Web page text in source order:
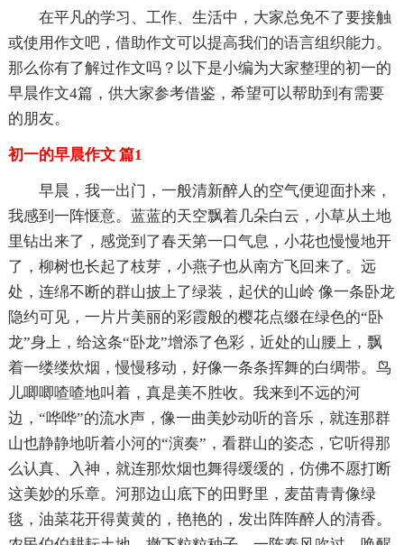
在平凡的学习、工作、生活中，大家总免不了要接触
或使用作文吧，借助作文可以提高我们的语言组织能力。
那么你有了解过作文吗？以下是小编为大家整理的初一的
早晨作文4篇，供大家参考借鉴，希望可以帮助到有需要
的朋友。
初一的早晨作文 篇1
早晨，我一出门，一般清新醉人的空气便迎面扑来，
我感到一阵惬意。蓝蓝的天空飘着几朵白云，小草从土地
里钻出来了，感觉到了春天第一口气息，小花也慢慢地开
了，柳树也长起了枝芽，小燕子也从南方飞回来了。远
处，连绵不断的群山披上了绿装，起伏的山岭 像一条卧龙
隐约可见，一片片美丽的彩霞般的樱花点缀在绿色的“卧
龙”身上，给这条“卧龙”增添了色彩，近处的山腰上，飘
着一缕缕炊烟，慢慢移动，好像一条条挥舞的白绸带。鸟
儿唧唧喳喳地叫着，真是美不胜收。我来到不远的河
边，“哗哗”的流水声，像一曲美妙动听的音乐，就连那群
山也静静地听着小河的“演奏”，看群山的姿态，它听得那
么认真、入神，就连那炊烟也舞得缓缓的，仿佛不愿打断
这美妙的乐章。河那边山底下的田野里，麦苗青青像绿
毯，油菜花开得黄黄的，艳艳的，发出阵阵醉人的清香。